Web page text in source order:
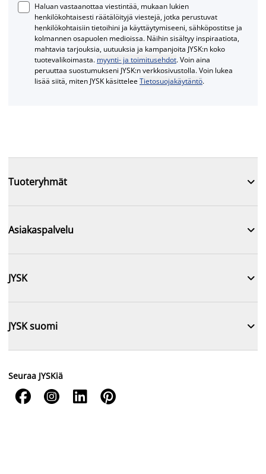
Haluan vastaanottaa viestintää, mukaan lukien
henkilökohtaisesti räätälöityjä viestejä, jotka perustuvat
henkilökohtaisiin tietoihini ja käyttäytymiseeni, sähköpostitse ja
kolmannen osapuolen medioissa. Näihin sisältyy inspiraatiota,
mahtavia tarjouksia, uutuuksia ja kampanjoita JYSK:n koko
tuotevalikoimasta. myynti- ja toimitusehdot. Voin aina
peruuttaa suostumukseni JYSK:n verkkosivustolla. Voin lukea
lisää siitä, miten JYSK käsitteleeTietosuojakäytäntö.
Tuoteryhmät 
Asiakaspalvelu 
JYSK 
JYSK suomi 
Seuraa JYSKiä
   